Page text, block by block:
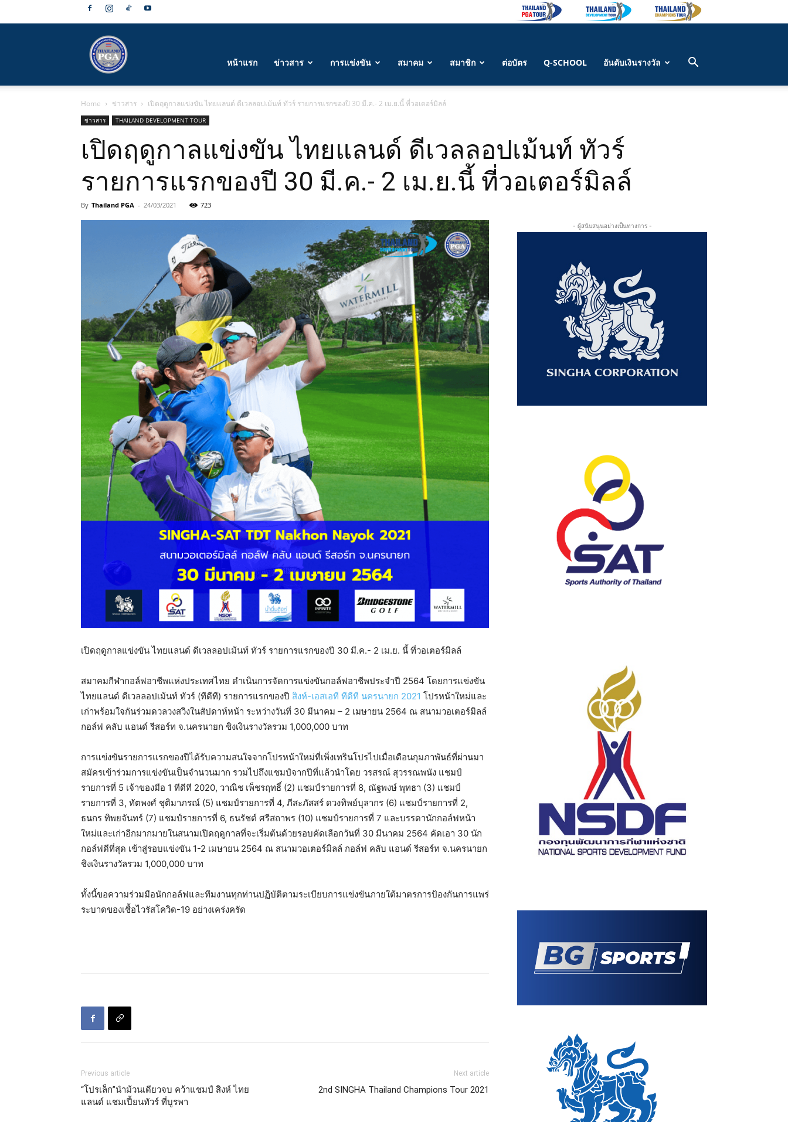
กีฬา
กอล์ฟ
แห่ง
ประเทศไทย
หน้าแรก ข่าวสาร การแข่งขัน สมาคม สมาชิก ต่อบัตร Q-SCHOOL อันดับเงินรางวัล
Home ข่าวสาร เปิดฤดูกาลแข่งขัน ไทยแลนด์ ดีเวลลอปเม้นท์ ทัวร์ รายการแรกของปี 30 มี.ค.- 2 เม.ย.นี้ ที่วอเตอร์มิลล์
ข่าวสาร THAILAND DEVELOPMENT TOUR
เปิดฤดูกาลแข่งขัน ไทยแลนด์ ดีเวลลอปเม้นท์ ทัวร์
รายการแรกของปี 30 มี.ค.- 2 เม.ย.นี้ ที่วอเตอร์มิลล์
By Thailand PGA - 24/03/2021 723
เปิดฤดูกาลแข่งขัน ไทยแลนด์ ดีเวลลอปเม้นท์ ทัวร์ รายการแรกของปี 30 มี.ค.- 2 เม.ย. นี้ ที่วอเตอร์มิลล์
สมาคมกีฬากอล์ฟอาชีพแห่งประเทศไทย ดำเนินการจัดการแข่งขันกอล์ฟอาชีพประจำปี 2564 โดยการแข่งขัน
ไทยแลนด์ ดีเวลลอปเม้นท์ ทัวร์ (ทีดีที) รายการแรกของปี สิงห์-เอสเอที ทีดีที นครนายก 2021 โปรหน้าใหม่และ
เก่าพร้อมใจกันร่วมดวลวงสวิงในสัปดาห์หน้า ระหว่างวันที่ 30 มีนาคม – 2 เมษายน 2564 ณ สนามวอเตอร์มิลล์
กอล์ฟ คลับ แอนด์ รีสอร์ท จ.นครนายก ชิงเงินรางวัลรวม 1,000,000 บาท
การแข่งขันรายการแรกของปีได้รับความสนใจจากโปรหน้าใหม่ที่เพิ่งเทรินโปรไปเมื่อเดือนกุมภาพันธ์ที่ผ่านมา
สมัครเข้าร่วมการแข่งขันเป็นจำนวนมาก รวมไปถึงแชมป์จากปีที่แล้วนำโดย วรสรณ์ สุวรรณพนัง แชมป์
รายการที่ 5 เจ้าของมือ 1 ทีดีที 2020, วาณิช เพ็ชรฤทธิ์ (2) แชมป์รายการที่ 8, ณัฐพงษ์ พุทธา (3) แชมป์
รายการที่ 3, ทัตพงศ์ ชุติมาภรณ์ (5) แชมป์รายการที่ 4, ภีสะภัสสร์ ดวงทิพย์บุลากร (6) แชมป์รายการที่ 2,
ธนกร ทิพยจันทร์ (7) แชมป์รายการที่ 6, ธนรัชต์ ศรีสถาพร (10) แชมป์รายการที่ 7 และบรรดานักกอล์ฟหน้า
ใหม่และเก่าอีกมากมายในสนามเปิดฤดูกาลที่จะเริ่มต้นด้วยรอบคัดเลือกวันที่ 30 มีนาคม 2564 คัดเอา 30 นัก
กอล์ฟดีที่สุด เข้าสู่รอบแข่งขัน 1-2 เมษายน 2564 ณ สนามวอเตอร์มิลล์ กอล์ฟ คลับ แอนด์ รีสอร์ท จ.นครนายก
ชิงเงินรางวัลรวม 1,000,000 บาท
ทั้งนี้ขอความร่วมมือนักกอล์ฟและทีมงานทุกท่านปฏิบัติตามระเบียบการแข่งขันภายใต้มาตรการป้องกันการแพร่
ระบาดของเชื้อไวรัสโควิด-19 อย่างเคร่งครัด
Previous article
“โปรเล็ก”นำม้วนเดียวจบ คว้าแชมป์ สิงห์ ไทย
แลนด์ แชมเปี้ยนทัวร์ ที่บูรพา
Next article
2nd SINGHA Thailand Champions Tour 2021
- ผู้สนับสนุนอย่างเป็นทางการ -